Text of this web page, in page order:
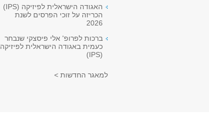
האגודה הישראלית לפיזיקה (IPS)
הכריזה על זוכי הפרסים לשנת
2026
ברכות לפרופ' אלי פיסצקי שנבחר
כעמית באגודה הישראלית לפיזיקה
(IPS)
למאגר החדשות >